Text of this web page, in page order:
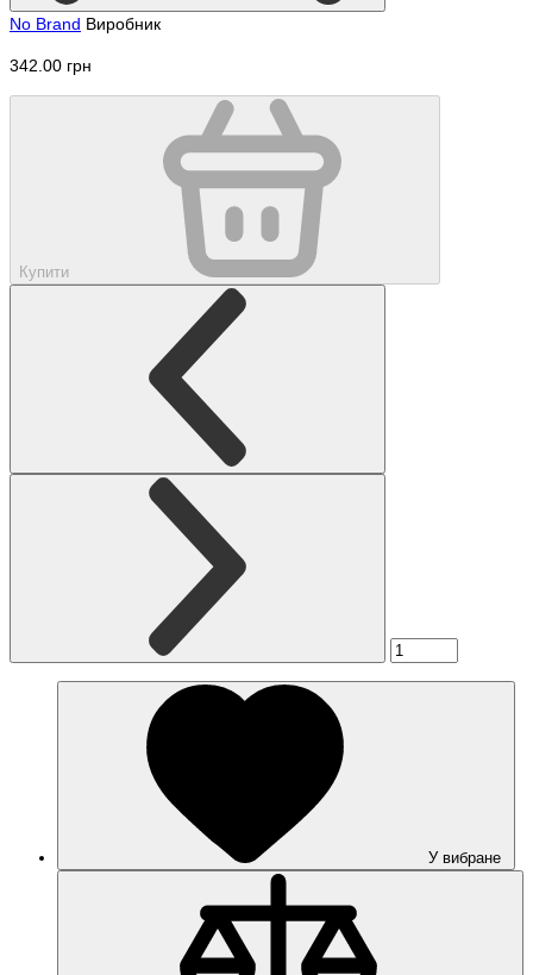
No Brand Виробник
342.00 грн
Купити
У вибране